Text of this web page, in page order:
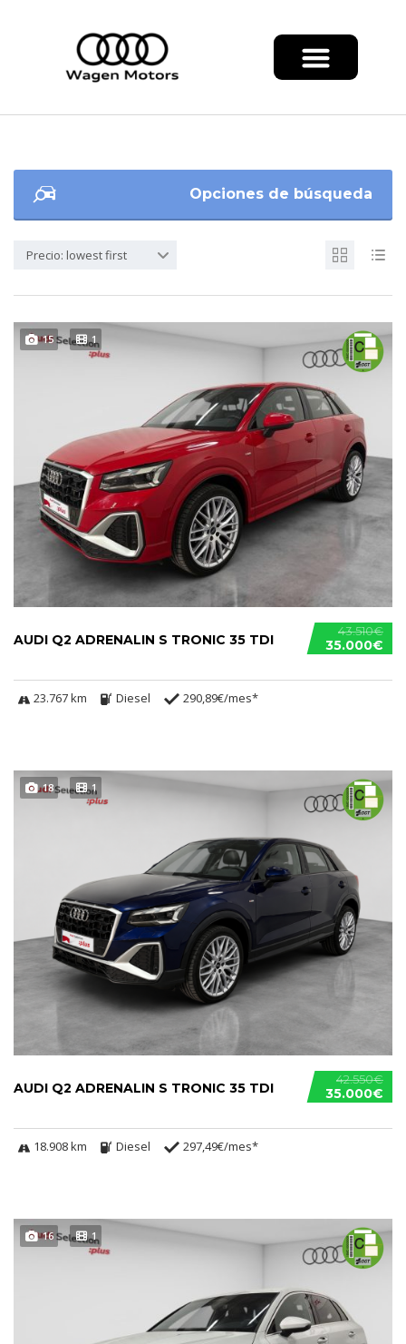
Opciones de búsqueda
Precio: lowest first
15 1
43.510€
35.000€
AUDI Q2 ADRENALIN S TRONIC 35 TDI
23.767 km Diesel 290,89€/mes*
18 1
42.550€
35.000€
AUDI Q2 ADRENALIN S TRONIC 35 TDI
18.908 km Diesel 297,49€/mes*
16 1